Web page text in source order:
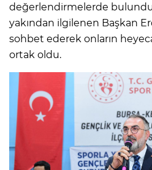
değerlendirmelerde
yakından ilgilenen Başkan
sohbet ederek onların
ortak oldu.